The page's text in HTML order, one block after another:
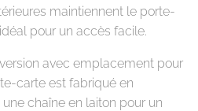
maintiennent le porte-
pour un accès facile.
avec emplacement pour
carte est fabriqué en
chaîne en laiton pour un